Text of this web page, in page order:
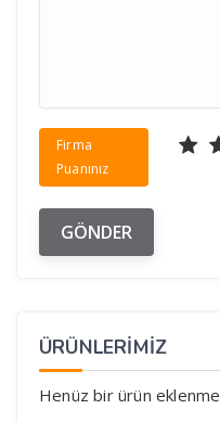
Firma
Puanınız
ÜRÜNLERİMİZ
Henüz bir ürün